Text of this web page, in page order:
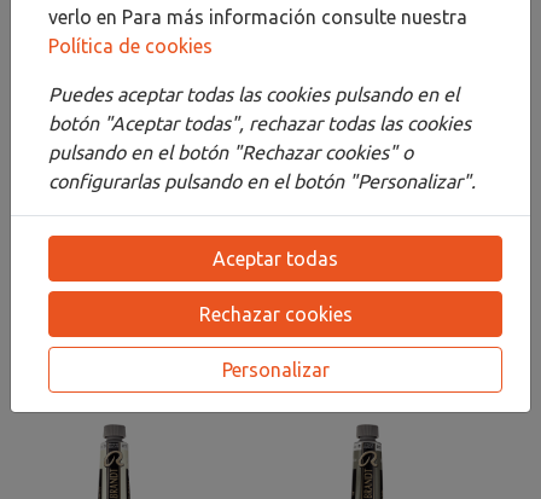
Descripción
Detalles
Adjuntos
Opiniones
¡Este producto no tiene descripción!
PRODUCTOSRELACIONADOS
verlo en Para más información consulte nuestra
Política de cookies
Puedes aceptar todas las cookies pulsando en el
botón "Aceptar todas", rechazar todas las cookies
pulsando en el botón "Rechazar cookies" o
configurarlas pulsando en el botón "Personalizar".
Aceptar todas
Rechazar cookies
Personalizar